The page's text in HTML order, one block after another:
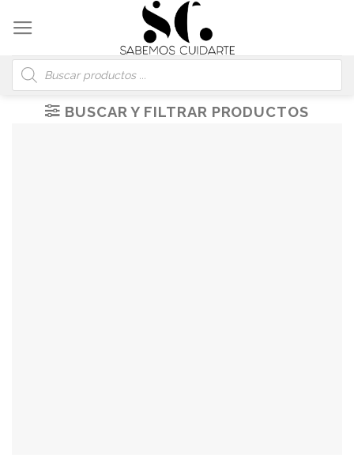
content
Búsqueda
de
productos
BUSCAR Y FILTRAR PRODUCTOS